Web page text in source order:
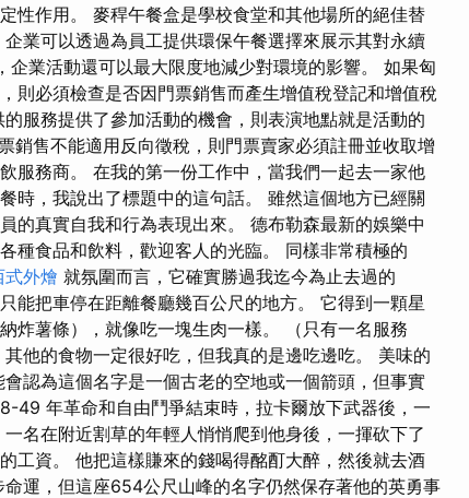
性作用。 麥稈午餐盒是學校食堂和其他場所的絕佳替
業可以透過為員工提供環保午餐選擇來展示其對永續
企業活動還可以最大限度地減少對環境的影響。 如果匈
則必須檢查是否因門票銷售而產生增值稅登記和增值稅
服務提供了參加活動的機會，則表演地點就是活動的
銷售不能適用反向徵稅，則門票賣家必須註冊並收取增
服務商。 在我的第一份工作中，當我們一起去一家他
時，我說出了標題中的這句話。 雖然這個地方已經關
的真實自我和行為表現出來。 德布勒森最新的娛樂中
種食品和飲料，歡迎客人的光臨。 同樣非常積極的
式外燴 就氛圍而言，它確實勝過我迄今為止去過的
能把車停在距離餐廳幾百公尺的地方。 它得到一顆星
炸薯條），就像吃一塊生肉一樣。 （只有一名服務
他的食物一定很好吃，但我真的是邊吃邊吃。 美味的
認為這個名字是一個古老的空地或一個箭頭，但事實
49 年革命和自由鬥爭結束時，拉卡爾放下武器後，一
名在附近割草的年輕人悄悄爬到他身後，一揮砍下了
工資。 他把這樣賺來的錢喝得酩酊大醉，然後就去酒
運，但這座654公尺山峰的名字仍然保存著他的英勇事